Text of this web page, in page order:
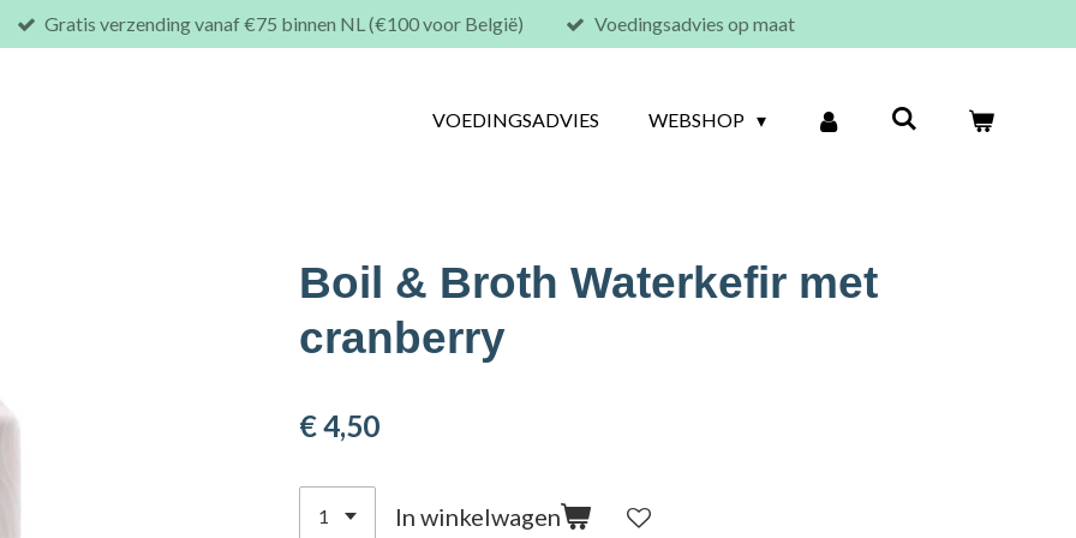
Gratis verzending vanaf €75 binnen NL (€100 voor België) Voedingsadvies op maat
VOEDINGSADVIES WEBSHOP
Boil & Broth Waterkefir met
cranberry
€ 4,50
In winkelwagen